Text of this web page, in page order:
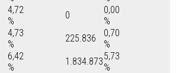
4,72
%
0
0,00
%
4,73
%
225.836
0,70
%
6,42
%
1.834.8735,73
%